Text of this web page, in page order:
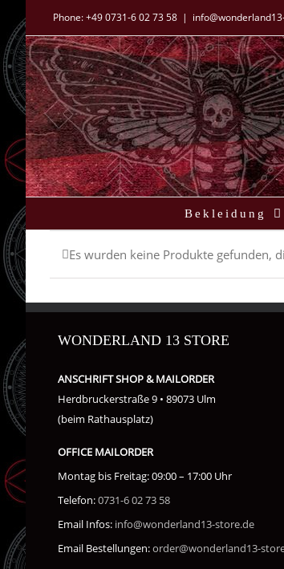
Inhalt
springen
Phone:+49 0731-6 02 73 58 |
Bekleidung
Es wurden keine Produkte gefunden,
WONDERLAND 13 STORE
ANSCHRIFT SHOP & MAILORDER
Herdbruckerstraße 9 • 89073 Ulm
(beim Rathausplatz)
OFFICE MAILORDER
Montag bis Freitag: 09:00 – 17:00 Uhr
Telefon:0731-6 02 73 58
Email Infos: info@wonderland13-store.de
Email Bestellungen:order@wonderland13-